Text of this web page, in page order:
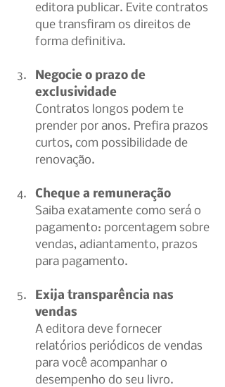
editora publicar. Evite contratos
que transfiram os direitos de
forma definitiva.
Negocie o prazo de
exclusividade
Contratos longos podem te
prender por anos. Prefira prazos
curtos, com possibilidade de
renovação.
Cheque a remuneração
Saiba exatamente como será o
pagamento: porcentagem sobre
vendas, adiantamento, prazos
para pagamento.
Exija transparência nas
vendas
A editora deve fornecer
relatórios periódicos de vendas
para você acompanhar o
desempenho do seu livro.